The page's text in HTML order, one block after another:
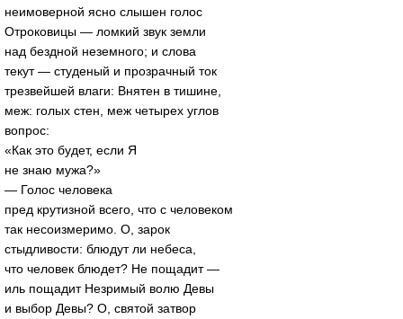
неимоверной ясно слышен голос
Отроковицы — ломкий звук земли
над бездной неземного; и слова
текут — студеный и прозрачный ток
трезвейшей влаги: Внятен в тишине,
меж: голых стен, меж четырех углов
вопрос:
«Как это будет, если Я
не знаю мужа?»
— Голос человека
пред крутизной всего, что с человеком
так несоизмеримо. О, зарок
стыдливости: блюдут ли небеса,
что человек блюдет? Не пощадит —
иль пощадит Незримый волю Девы
и выбор Девы? О, святой затвор